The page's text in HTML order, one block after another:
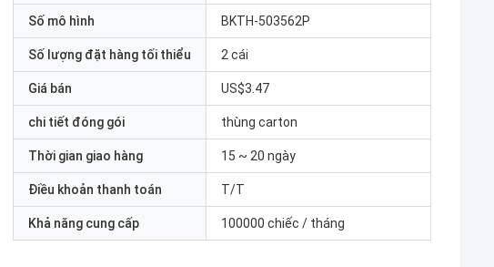
Số mô hình BKTH-503562P
Số lượng đặt hàng tối thiểu 2 cái
Giá bán US$3.47
chi tiết đóng gói thùng carton
Thời gian giao hàng 15 ~ 20 ngày
Điều khoản thanh toán T/T
Khả năng cung cấp 100000 chiếc / tháng